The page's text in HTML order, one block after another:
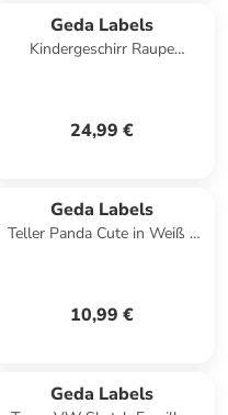
Geda Labels
Kindergeschirr Raupe
24,99 €
Geda Labels
Teller Panda Cute in Weiß -
10,99 €
Geda Labels